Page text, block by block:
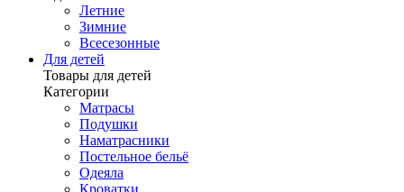
Летние
Зимние
Всесезонные
Для детей
Товары для детей
Категории
Матрасы
Подушки
Наматрасники
Постельное бельё
Одеяла
Кроватки